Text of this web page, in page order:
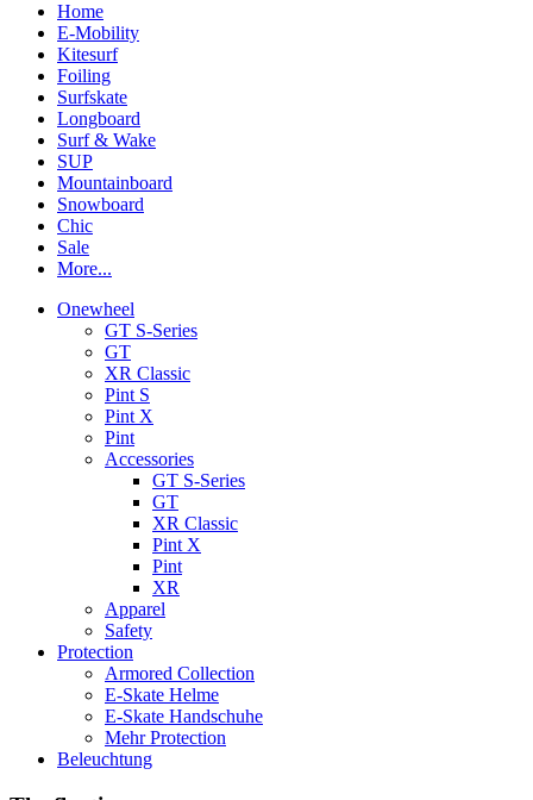
Home
E-Mobility
Kitesurf
Foiling
Surfskate
Longboard
Surf & Wake
SUP
Mountainboard
Snowboard
Chic
Sale
More...
Onewheel
GT S-Series
GT
XR Classic
Pint S
Pint X
Pint
Accessories
GT S-Series
GT
XR Classic
Pint X
Pint
XR
Apparel
Safety
Protection
Armored Collection
E-Skate Helme
E-Skate Handschuhe
Mehr Protection
Beleuchtung